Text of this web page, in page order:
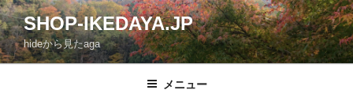
コ
ン
テ
ン
SHOP-IKEDAYA.JP
hideから見たaga
メニュー